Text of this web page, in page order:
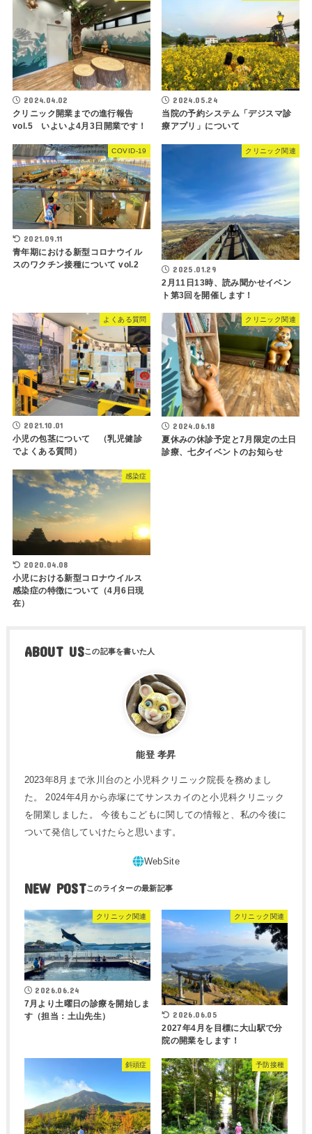
2024.04.02
クリニック開業までの進行報告
vol.5 いよいよ4月3日開業です！
2024.05.24
当院の予約システム「デジスマ診
療アプリ」について
COVID-19
2021.09.11
青年期における新型コロナウイル
スのワクチン接種について vol.2
クリニック関連
2025.01.29
2月11日13時、読み聞かせイベン
ト第3回を開催します！
よくある質問
2021.10.01
小児の包茎について （乳児健診
でよくある質問）
クリニック関連
2024.06.18
夏休みの休診予定と7月限定の土日
診療、七夕イベントのお知らせ
感染症
2020.04.08
小児における新型コロナウイルス
感染症の特徴について（4月6日現
在）
ABOUT US
能登 孝昇
2023年8月まで氷川台のと小児科クリニック院長を務めまし
た。 2024年4月から赤塚にてサンスカイのと小児科クリニック
を開業しました。 今後もこどもに関しての情報と、私の今後に
ついて発信していけたらと思います。
NEW POST
クリニック関連
2026.06.24
7月より土曜日の診療を開始しま
す（担当：土山先生）
クリニック関連
2026.06.05
2027年4月を目標に大山駅で分
院の開業をします！
斜頭症 予防接種